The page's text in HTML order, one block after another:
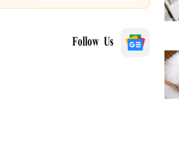
Follow Us